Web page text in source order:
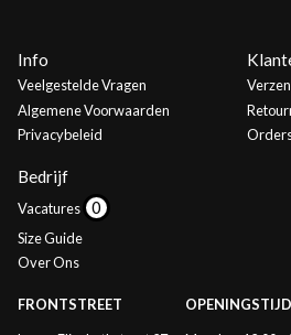
Info
Veelgestelde Vragen
Algemene Voorwaarden
Privacybeleid
Bedrijf
Vacatures
Size Guide
Over Ons
FRONTSTREET